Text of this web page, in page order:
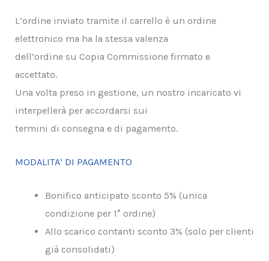
L’ordine inviato tramite il carrello è un ordine
elettronico ma ha la stessa valenza
dell’ordine su Copia Commissione firmato e
accettato.
Una volta preso in gestione, un nostro incaricato vi
interpellerà per accordarsi sui
termini di consegna e di pagamento.
MODALITA’ DI PAGAMENTO
Bonifico anticipato sconto 5% (unica
condizione per 1° ordine)
Allo scarico contanti sconto 3% (solo per clienti
già consolidati)